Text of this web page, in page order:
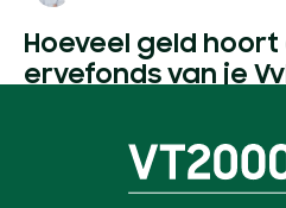
Hoeveel geld
ervefonds van je